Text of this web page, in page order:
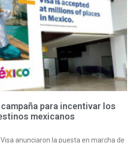
para incentivar los
mexicanos
Visa anunciaron la puesta en marcha de